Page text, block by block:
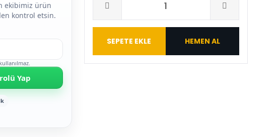
ekibimiz ürün
kontrol etsin.
Yap
SEPETE EKLE HEMEN AL